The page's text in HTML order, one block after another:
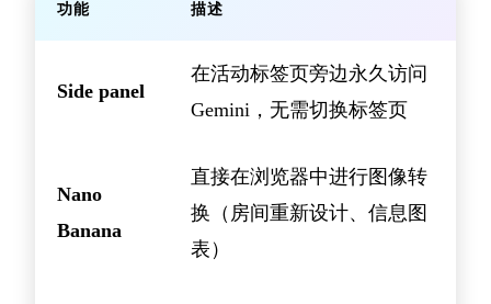
功能 描述
Side panel
在活动标签页旁边永久访问
Gemini，无需切换标签页
Nano
Banana
直接在浏览器中进行图像转
换（房间重新设计、信息图
表）